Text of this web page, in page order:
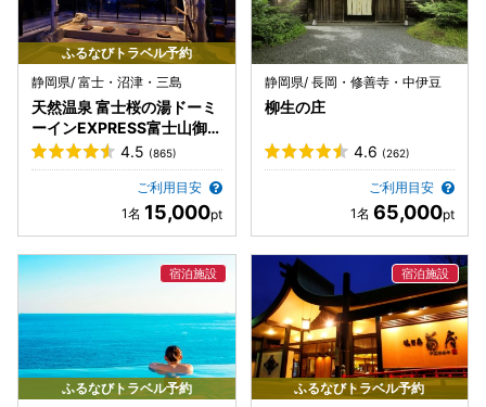
ふるなびトラベル予約
静岡県/ 富士・沼津・三島
天然温泉 富士桜の湯ドーミ
ーインEXPRESS富士山御
殿場
4.5 (865)
ご利用目安
15,000
静岡県/ 長岡・修善寺・中伊豆
柳生の庄
4.6 (262)
ご利用目安
65,000
ふるなびトラベル予約
ふるなびトラベル予約